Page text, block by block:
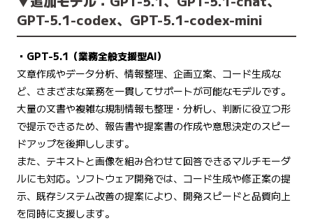
GPT-5.1-codex、GPT-5.1-codex-mini
・GPT-5.1（業務全般支援型AI）
文章作成やデータ分析、情報整理、企画立案、コード生成な
ど、さまざまな業務を一貫してサポートが可能なモデルです。
大量の文書や複雑な規制情報も整理・分析し、判断に役立つ形
で提示できるため、報告書や提案書の作成や意思決定のスピー
ドアップを後押しします。
また、テキストと画像を組み合わせて回答できるマルチモーダ
ルにも対応。ソフトウェア開発では、コード生成や修正案の提
示、既存システム改善の提案により、開発スピードと品質向上
を同時に支援します。